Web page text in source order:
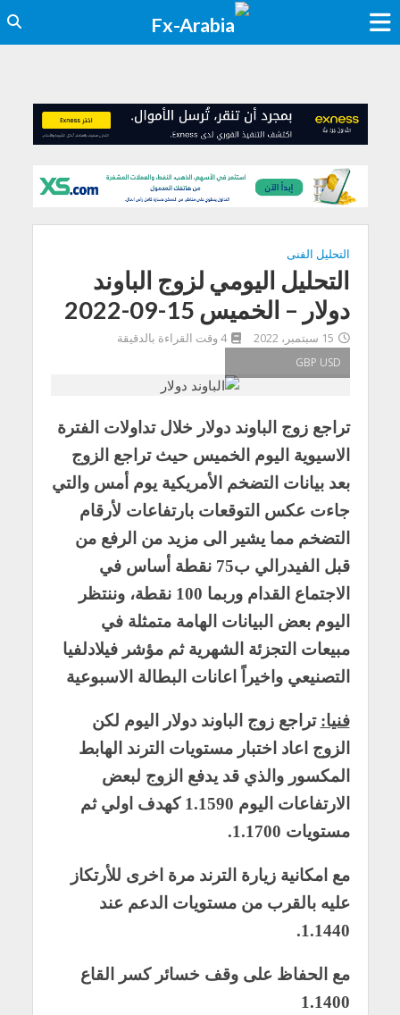
التحليل الفنى
التحليل اليومي لزوج الباوند
دولار – الخميس 15-09-2022
15 سبتمبر، 2022
4 وقت القراءة بالدقيقة
GBP USD
تراجع زوج الباوند دولار خلال تداولات الفترة
الاسيوية اليوم الخميس حيث تراجع الزوج
بعد بيانات التضخم الأمريكية يوم أمس والتي
جاءت عكس التوقعات بارتفاعات لأرقام
التضخم مما يشير الى مزيد من الرفع من
قبل الفيدرالي ب75 نقطة أساس في
الاجتماع القدام وربما 100 نقطة، وننتظر
اليوم بعض البيانات الهامة متمثلة في
مبيعات التجزئة الشهرية ثم مؤشر فيلادلفيا
التصنيعي واخيراً اعانات البطالة الاسبوعية
فنيا: تراجع زوج الباوند دولار اليوم لكن
الزوج اعاد اختبار مستويات الترند الهابط
المكسور والذي قد يدفع الزوج لبعض
الارتفاعات اليوم 1.1590 كهدف اولي ثم
مستويات 1.1700.
مع امكانية زيارة الترند مرة اخرى للأرتكاز
عليه بالقرب من مستويات الدعم عند
1.1440.
مع الحفاظ على وقف خسائر كسر القاع
1.1400